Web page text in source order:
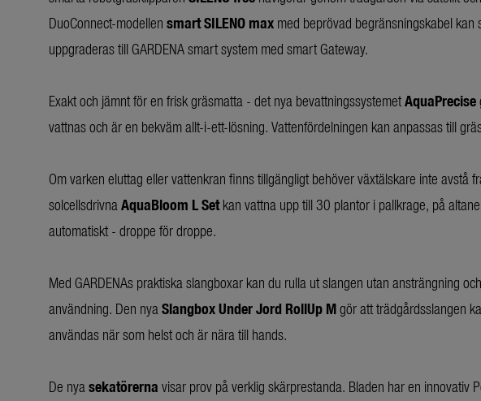
DuoConnect-modellen smart SILENO max med beprövad begränsningskabel
uppgraderas till GARDENA smart system med smart Gateway.
Exakt och jämnt för en frisk gräsmatta - det nya bevattningssystemetAquaPrecise
vattnas och är en bekväm allt-i-ett-lösning. Vattenfördelningen kan anpassas till
Om varken eluttag eller vattenkran finns tillgängligt behöver växtälskare inte avstå
solcellsdrivnaAquaBloom L Setkan vattna upp till 30 plantor i pallkrage, på
automatiskt - droppe för droppe.
Med GARDENAs praktiska slangboxar kan du rulla ut slangen utan ansträngning
användning. Den nyaSlangbox Under Jord RollUp Mgör att trädgårdsslangen
användas när som helst och är nära till hands.
De nyasekatörerna visar prov på verklig skärprestanda. Bladen har en innovativ